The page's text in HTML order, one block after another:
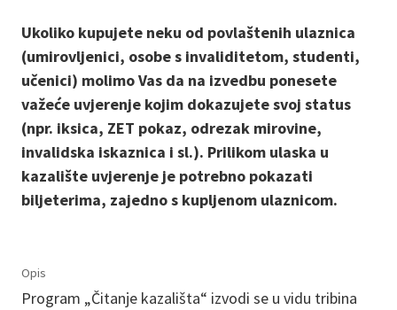
Ukoliko kupujete neku od povlaštenih ulaznica
(umirovljenici, osobe s invaliditetom, studenti,
učenici) molimo Vas da na izvedbu ponesete
važeće uvjerenje kojim dokazujete svoj status
(npr. iksica, ZET pokaz, odrezak mirovine,
invalidska iskaznica i sl.). Prilikom ulaska u
kazalište uvjerenje je potrebno pokazati
biljeterima, zajedno s kupljenom ulaznicom.
Opis
Program „Čitanje kazališta“ izvodi se u vidu tribina